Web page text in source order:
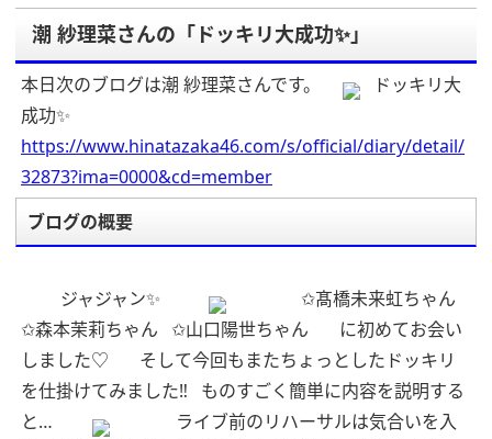
潮 紗理菜さんの「ドッキリ大成功✨」
本日次のブログは潮 紗理菜さんです。
ドッキリ大
成功✨
https://www.hinatazaka46.com/s/official/diary/detail/
32873?ima=0000&cd=member
ブログの概要
ジャジャン✨
✩︎髙橋未来虹ちゃん
✩︎森本茉莉ちゃん
✩︎山口陽世ちゃん
に初めてお会い
しました♡︎
そして今回もまたちょっとしたドッキリ
を仕掛けてみました‼︎
ものすごく簡単に内容を説明する
と…
ライブ前のリハーサルは気合いを入